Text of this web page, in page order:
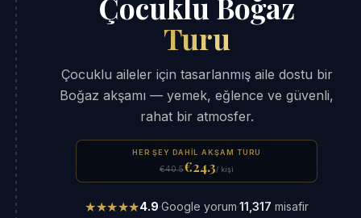
Çocuklu Boğaz
Turu
Çocuklu aileler için tasarlanmış aile dostu bir
Boğaz akşamı — yemek, eğlence ve güvenli,
rahat bir atmosfer.
HER ŞEY DAHIL AKŞAM TURU
€40.5€24.3/ kişi
★★★★★4.9·Google yorum·11,317 misafir